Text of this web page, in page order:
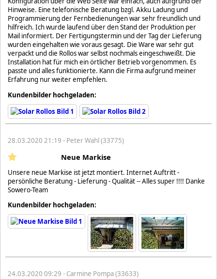
Hinweise. Eine telefonische Beratung bzgl. Akku Ladung und
Programmierung der Fernbedienungen war sehr freundlich und
hilfreich. Ich wurde laufend über den Stand der Produktion per
Mail informiert. Der Fertigungstermin und der Tag der Lieferung
wurden eingehalten wie voraus gesagt. Die Ware war sehr gut
verpackt und die Rollos war selbst nochmals eingeschweißt. Die
Installation hat für mich ein örtlicher Betrieb vorgenommen. Es
passte und alles funktionierte. Kann die Firma aufgrund meiner
Erfahrung nur weiter empfehlen.
Kundenbilder hochgeladen:
28.03.2020 21:19 - Peter Wahl (33775)
Neue Markise
Unsere neue Markise ist jetzt montiert. Internet Auftritt -
persönliche Beratung - Lieferung - Qualität -- Alles super !!!! Danke
Sowero-Team
Kundenbilder hochgeladen:
24.03.2020 09:29 - Carmine Pompa (33633)